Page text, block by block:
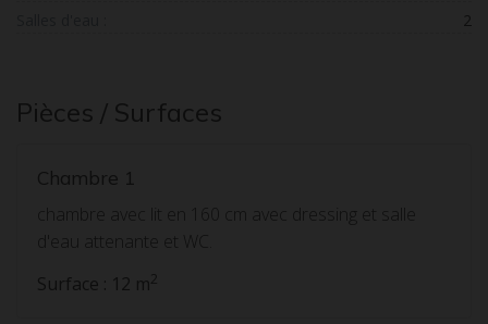
2
Pièces / Surfaces
Chambre 1
chambre avec lit en 160 cm avec dressing et salle
d'eau attenante et WC.
Surface : 12 m2